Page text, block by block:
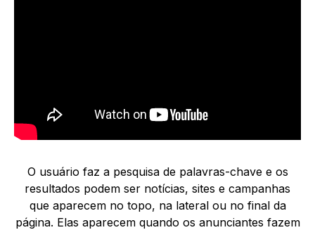
O usuário faz a pesquisa de palavras-chave e os
resultados podem ser notícias, sites e campanhas
que aparecem no topo, na lateral ou no final da
página. Elas aparecem quando os anunciantes fazem